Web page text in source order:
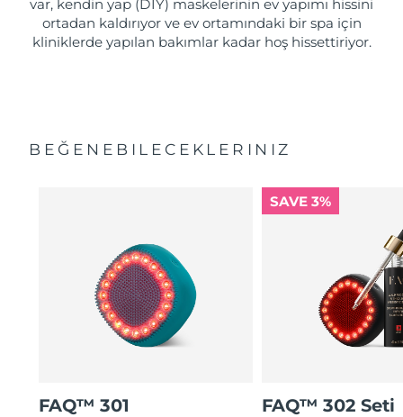
var, kendin yap (DIY) maskelerinin ev yapımı hissini
ortadan kaldırıyor ve ev ortamındaki bir spa için
kliniklerde yapılan bakımlar kadar hoş hissettiriyor.
BEĞENEBILECEKLERINIZ
FAQ™ 301
SAVE 3%
FAQ™ 302 Seti